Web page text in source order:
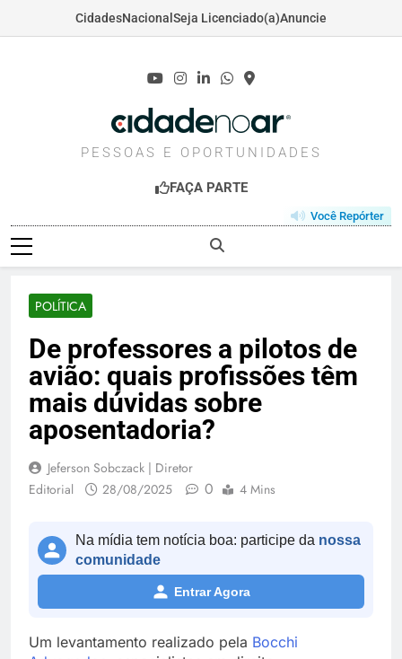
CidadesNacional Seja Licenciado(a)Anuncie
CIDADENOAR.COM
PESSOAS E OPORTUNIDADES
FAÇA PARTE
Você Repórter
POLÍTICA
De professores a pilotos de
avião: quais profissões têm
mais dúvidas sobre
aposentadoria?
Jeferson Sobczack | Diretor
Editorial
28/08/2025 0 4 Mins
Na mídia tem notícia boa: participe da nossa
comunidade
Entrar Agora
Um levantamento realizado pela Bocchi